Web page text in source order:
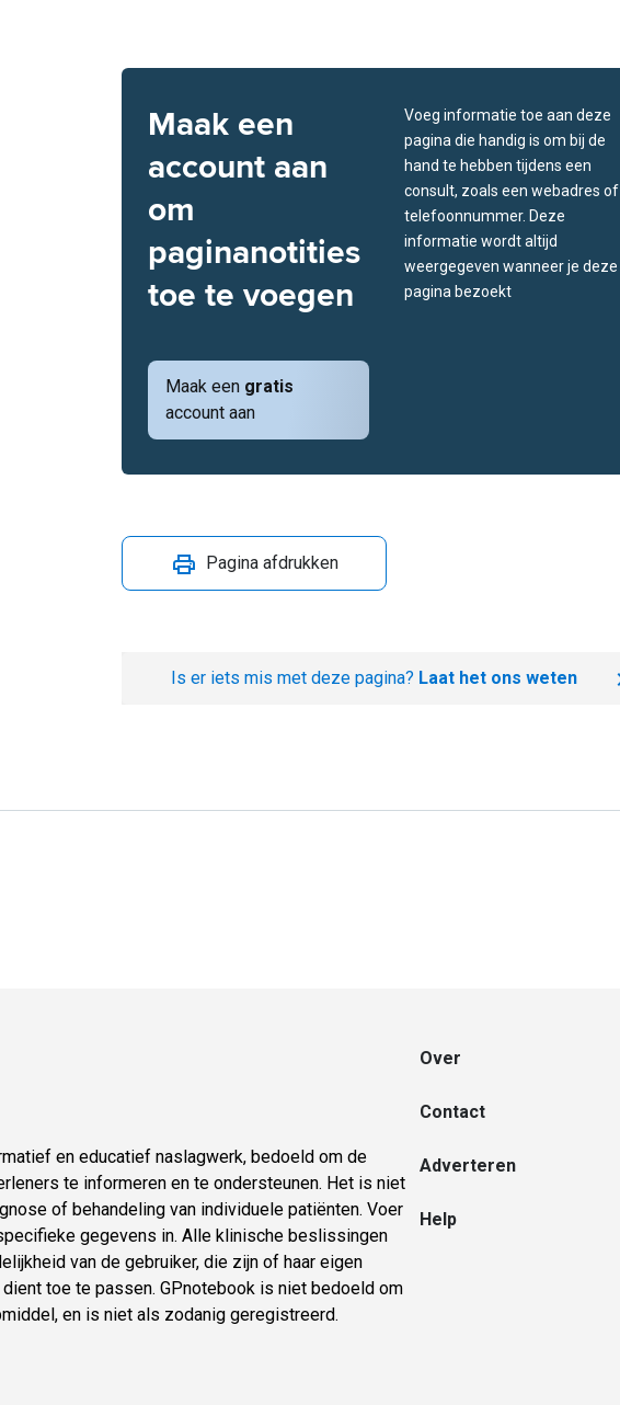
Maak een
account aan
om
paginanotities
toe te voegen
Maak een gratis
account aan
Voeg informatie toe aan deze
pagina die handig is om bij de
hand te hebben tijdens een
consult, zoals een webadres of
telefoonnummer. Deze
informatie wordt altijd
weergegeven wanneer je deze
pagina bezoekt
Pagina afdrukken
Is er iets mis met deze pagina? Laat het ons weten
en educatief naslagwerk, bedoeld om de
te informeren en te ondersteunen. Het is niet
of behandeling van individuele patiënten. Voer
gegevens in. Alle klinische beslissingen
van de gebruiker, die zijn of haar eigen
toe te passen. GPnotebook is niet bedoeld om
en is niet als zodanig geregistreerd.
Over
Contact
Adverteren
Help